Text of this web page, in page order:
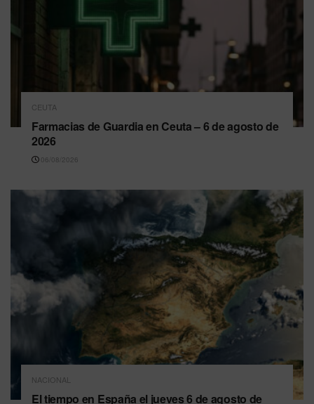
CEUTA
Farmacias de Guardia en Ceuta – 6 de agosto de
2026
06/08/2026
NACIONAL
El tiempo en España el jueves 6 de agosto de